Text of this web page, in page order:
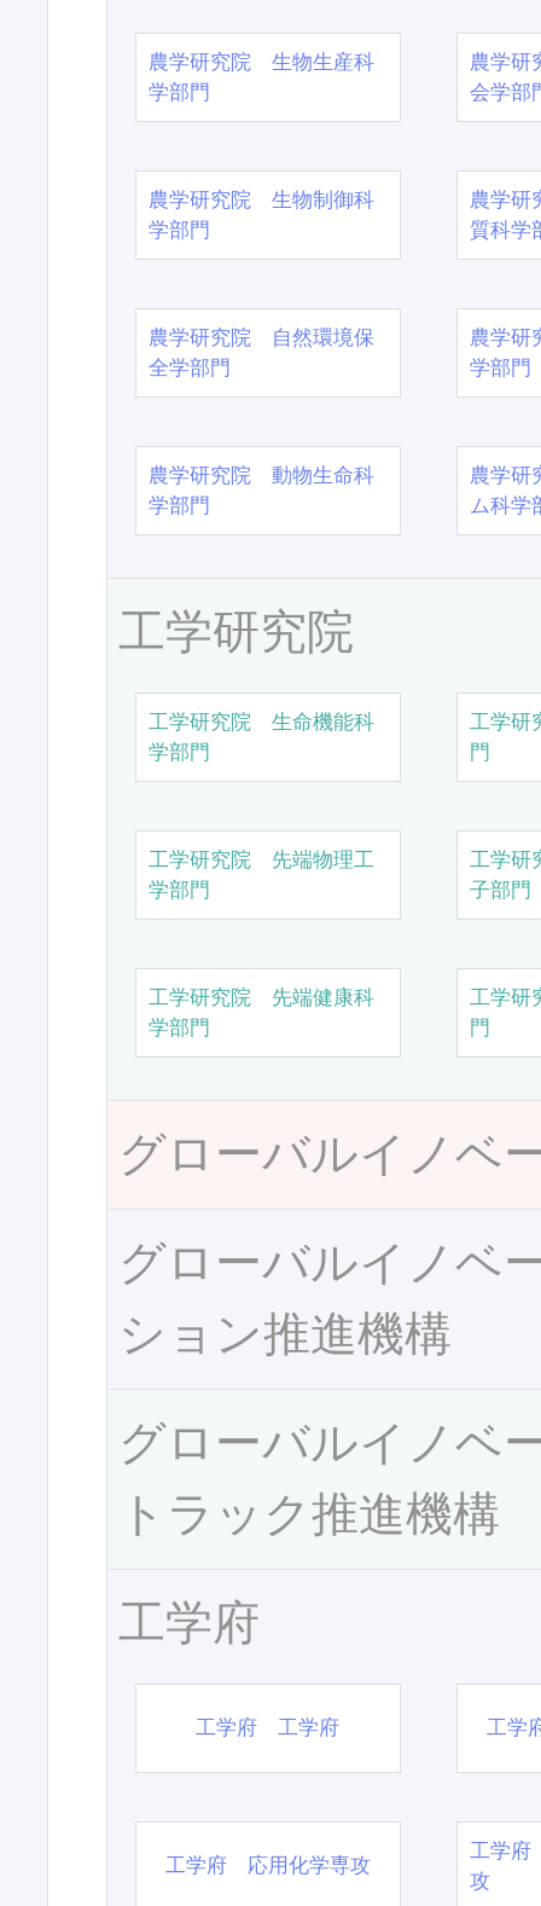
農学研究院 生物生産科
学部門
農学
会学部
農学研究院 生物制御科
学部門
農学
質科学
農学研究院 自然環境保
全学部門
農学
学部門
農学研究院 動物生命科
学部門
農学
ム科学
工学研究院
工学研究院 生命機能科
学部門
工学研
門
工学研究院 先端物理工
学部門
工学研
子部門
工学研究院 先端健康科
学部門
工学研
門
グローバルイノベ
グローバルイノベ
ション推進機構
グローバルイノベ
トラック推進機構
工学府
工学府 工学府 工学
工学府 応用化学専攻
工学府
攻